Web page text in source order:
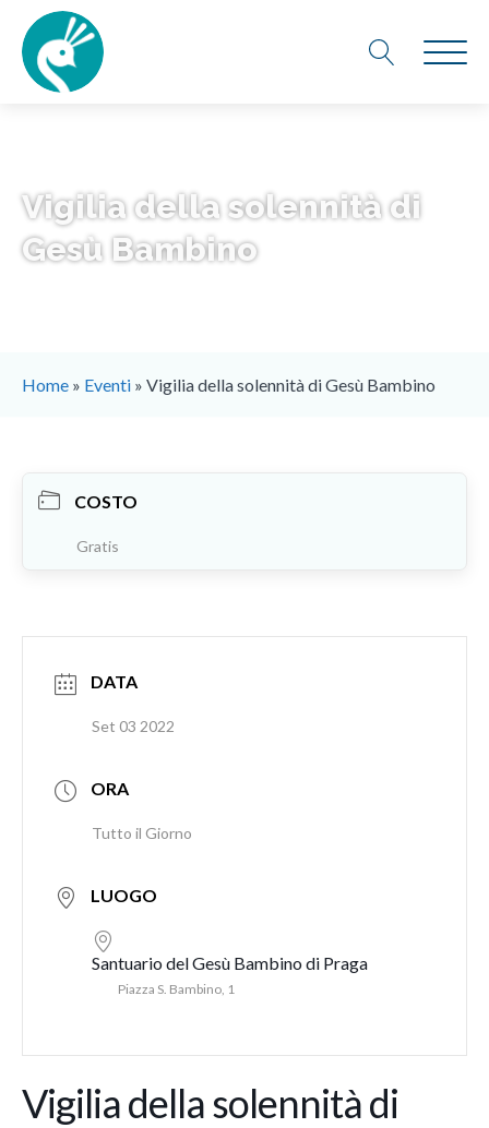
Vigilia della solennità di
Gesù Bambino
Home » Eventi » Vigilia della solennità di Gesù Bambino
COSTO
Gratis
DATA
Set 03 2022
ORA
Tutto il Giorno
LUOGO
Santuario del Gesù Bambino di Praga
Piazza S. Bambino, 1
Vigilia della solennità di